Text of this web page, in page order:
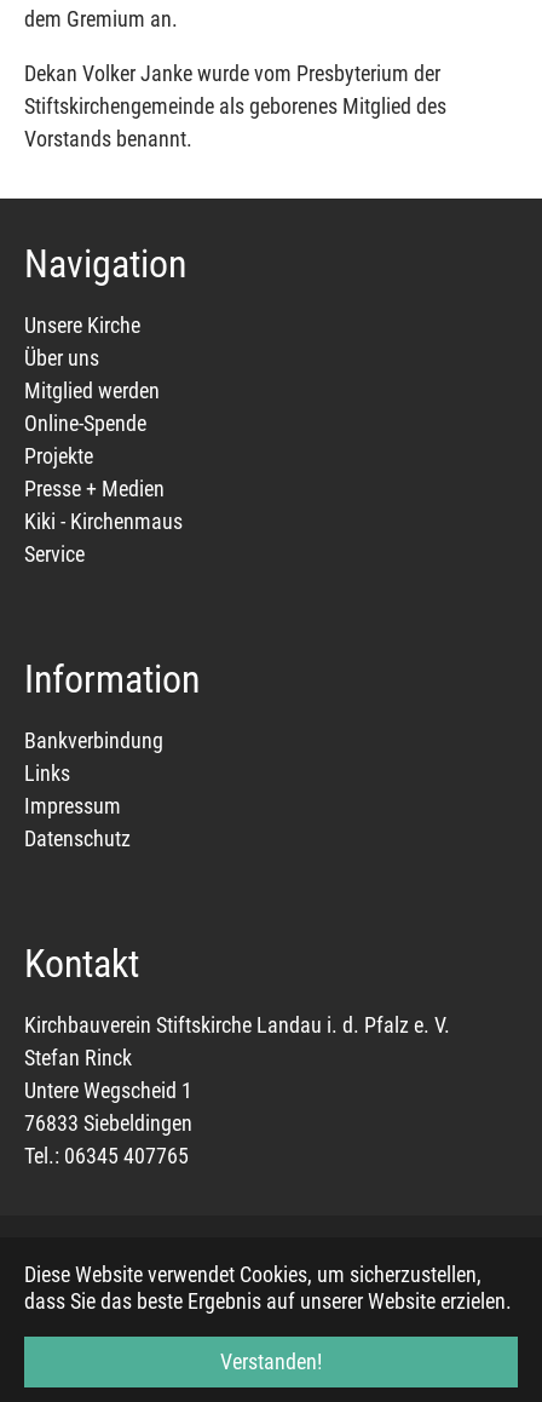
Diese Website verwendet Cookies, um sicherzustellen,
dass Sie das beste Ergebnis auf unserer Website erzielen.
Verstanden!
dem Gremium an.
Dekan Volker Janke wurde vom Presbyterium der
Stiftskirchengemeinde als geborenes Mitglied des
Vorstands benannt.
Navigation
Unsere Kirche
Über uns
Mitglied werden
Online-Spende
Projekte
Presse + Medien
Kiki - Kirchenmaus
Service
Information
Bankverbindung
Links
Impressum
Datenschutz
Kontakt
Kirchbauverein Stiftskirche Landau i. d. Pfalz e. V.
Stefan Rinck
Untere Wegscheid 1
76833 Siebeldingen
Tel.: 06345 407765
© 2021, Evangelischer Mediendienst, basierend auf